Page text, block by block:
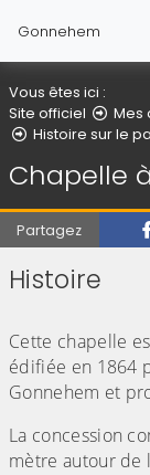
Gonnehem
Vous êtes ici :
Site officiel
Mes
Histoire sur le
Chapelle
Partagez
Histoire
Cette chapelle
édifiée en 1864
Gonnehem et
La concession
mètre autour de